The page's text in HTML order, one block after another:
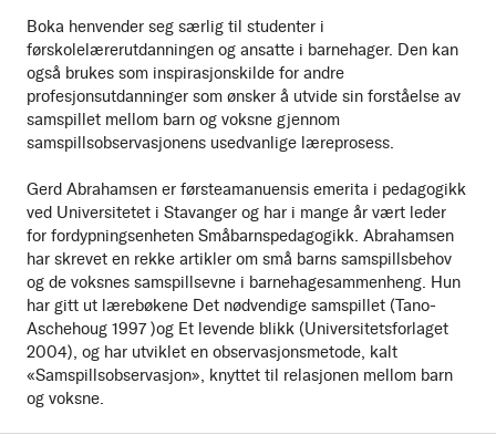
Boka henvender seg særlig til studenter i
førskolelærerutdanningen og ansatte i barnehager. Den kan
også brukes som inspirasjonskilde for andre
profesjonsutdanninger som ønsker å utvide sin forståelse av
samspillet mellom barn og voksne gjennom
samspillsobservasjonens usedvanlige læreprosess.
Gerd Abrahamsen er førsteamanuensis emerita i pedagogikk
ved Universitetet i Stavanger og har i mange år vært leder
for fordypningsenheten Småbarnspedagogikk. Abrahamsen
har skrevet en rekke artikler om små barns samspillsbehov
og de voksnes samspillsevne i barnehagesammenheng. Hun
har gitt ut lærebøkene Det nødvendige samspillet (Tano-
Aschehoug 1997 )og Et levende blikk (Universitetsforlaget
2004), og har utviklet en observasjonsmetode, kalt
«Samspillsobservasjon», knyttet til relasjonen mellom barn
og voksne.